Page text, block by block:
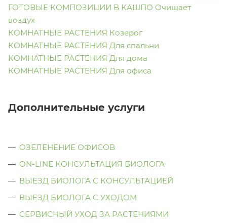
ГОТОВЫЕ КОМПОЗИЦИИ В КАШПО Очищает
воздух
КОМНАТНЫЕ РАСТЕНИЯ Козерог
КОМНАТНЫЕ РАСТЕНИЯ Для спальни
КОМНАТНЫЕ РАСТЕНИЯ Для дома
КОМНАТНЫЕ РАСТЕНИЯ Для офиса
Дополнительные услуги
ОЗЕЛЕНЕНИЕ ОФИСОВ
ON-LINE КОНСУЛЬТАЦИЯ БИОЛОГА
ВЫЕЗД БИОЛОГА С КОНСУЛЬТАЦИЕЙ
ВЫЕЗД БИОЛОГА C УХОДОМ
СЕРВИСНЫЙ УХОД ЗА РАСТЕНИЯМИ